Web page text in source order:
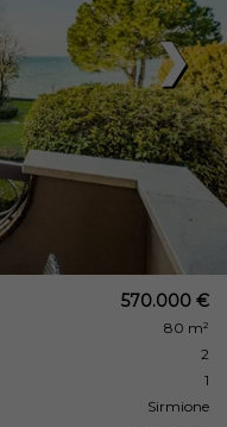
❯
570.000 €
80 m²
2
1
Sirmione